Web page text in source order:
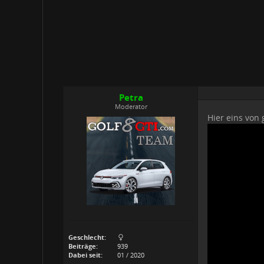
Petra
Moderator
Geschlecht:
Beiträge:
939
Dabei seit:
01 / 2020
Hier eins von